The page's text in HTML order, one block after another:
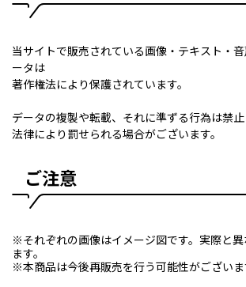
当サイトで販売されている画像・テキスト・
ータは
著作権法により保護されています。
データの複製や転載、それに準ずる行為は禁止
法律により罰せられる場合がございます。
ご注意
※それぞれの画像はイメージ図です。実際と
ます。
※本商品は今後再販売を行う可能性がございま